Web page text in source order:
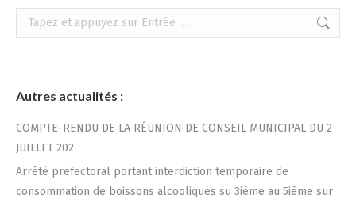
Recherche
:
Autres actualités :
COMPTE-RENDU DE LA RÉUNION DE CONSEIL MUNICIPAL DU 2
JUILLET 202
Arrêté prefectoral portant interdiction temporaire de
consommation de boissons alcooliques su 3ième au 5ième sur